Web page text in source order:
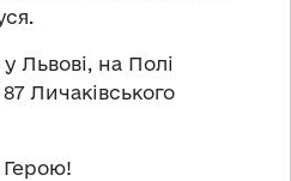
Львові, на Полі
Личаківського
Герою!